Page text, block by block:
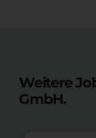
Weitere
GmbH.